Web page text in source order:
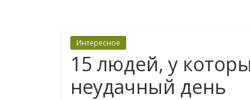
Интересное
15 людей, у
неудачный день